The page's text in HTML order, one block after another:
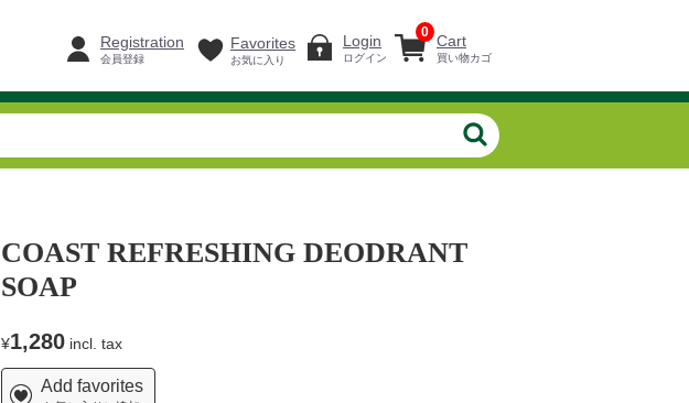
Cart
買い物カゴ
0
Registration
会員登録
Favorites
お気に入り
Login
ログイン
COAST REFRESHING DEODRANT
SOAP
¥1,280incl. tax
Add favorites